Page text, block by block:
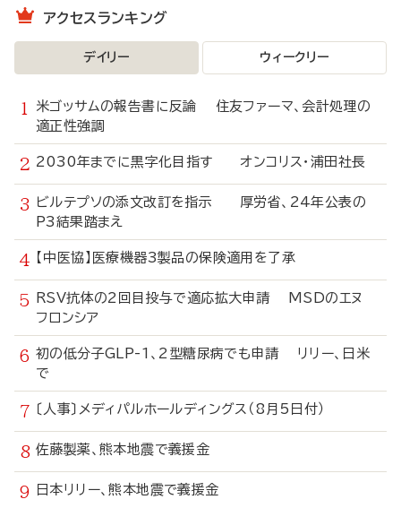
アクセスランキング
デイリー ウィークリー
米ゴッサムの報告書に反論 住友ファーマ、会計処理の
適正性強調
2030年までに黒字化目指す オンコリス・浦田社長
ビルテプソの添文改訂を指示 厚労省、24年公表の
P3結果踏まえ
【中医協】医療機器3製品の保険適用を了承
RSV抗体の2回目投与で適応拡大申請 MSDのエヌ
フロンシア
初の低分子GLP-1、2型糖尿病でも申請 リリー、日米
で
〔人事〕メディパルホールディングス（8月5日付）
佐藤製薬、熊本地震で義援金
日本リリー、熊本地震で義援金